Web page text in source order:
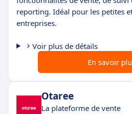
reporting. Idéal pour les petites
entreprises.
Voir plus de détails
En savoir
Otaree
La plateforme de vente